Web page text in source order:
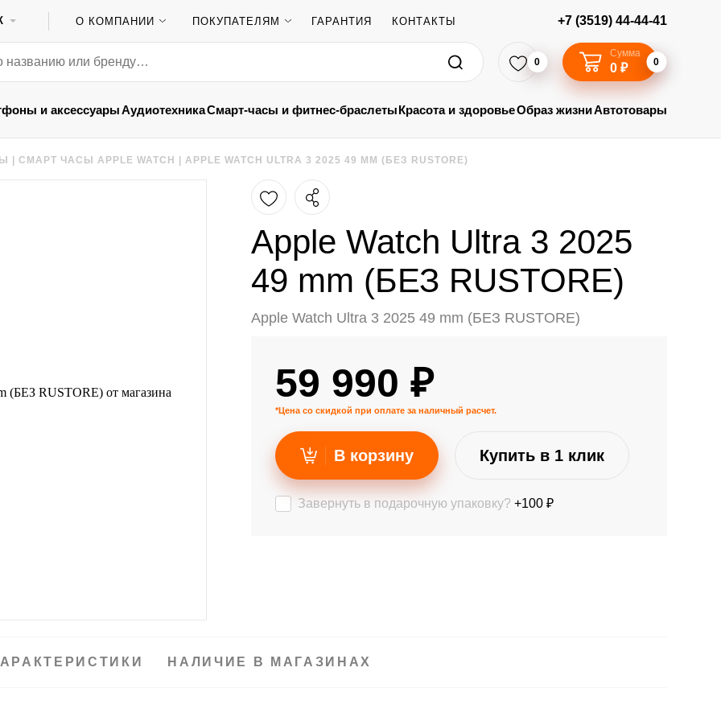
О КОМПАНИИ ПОКУПАТЕЛЯМ ГАРАНТИЯ КОНТАКТЫ +7 (3519) 44-44-41
0
Сумма
0 ₽ 0
и аксессуарыАудиотехникаСмарт-часы и фитнес-браслетыКрасота и здоровьеОбраз жизниАвтотовары
|СМАРТ ЧАСЫ APPLE WATCH |APPLE WATCH ULTRA 3 2025 49 MM (БЕЗ RUSTORE)
Apple Watch Ultra 3 2025
49 mm (БЕЗ RUSTORE)
Apple Watch Ultra 3 2025 49 mm (БЕЗ RUSTORE)
59 990 ₽
*Цена со скидкой при оплате за наличный расчет.
В корзину Купить в 1 клик
Завернуть в подарочную упаковку? +100 ₽
НАЛИЧИЕ В МАГАЗИНАХ